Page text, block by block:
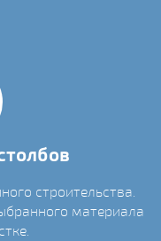
строительства.
материала